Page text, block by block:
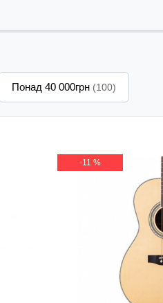
Понад 40 000грн (100)
-11 %